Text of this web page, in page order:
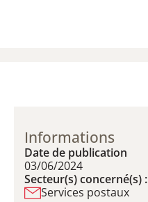
Informations
Date de publication
03/06/2024
Secteur(s) concerné(s) :
Services postaux